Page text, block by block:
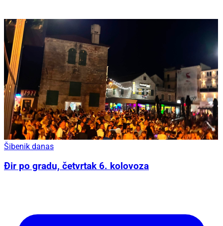
Šibenik danas
Đir po gradu, četvrtak 6. kolovoza